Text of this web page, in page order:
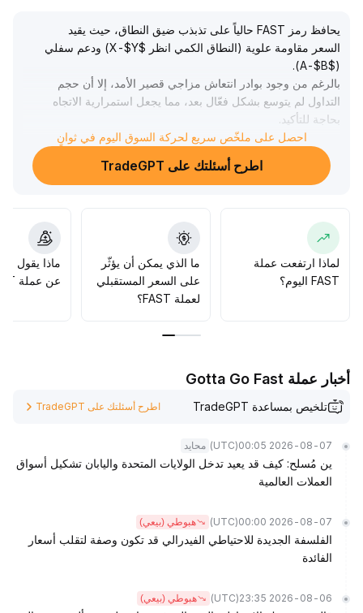
يحافظ رمز FAST حالياً على تذبذب ضيق النطاق، حيث يقيد
السعر مقاومة علوية (النطاق الكمي انظر $X-$Y) ودعم سفلي
($A-$B)
.
بالرغم من وجود بوادر انتعاش مزاجي قصير الأمد، إلا أن حجم
التداول لم يتوسع بشكل فعّال بعد، مما يجعل استمرارية الاتجاه
بحاجة للتأكيد
يؤدي ركود السيولة إلى زيادة مخاطر التداول قصير الأجل، ويسهل
حدوث الانزلاقات وتقلبات حادة
يُنصح المستثمرون بالبقاء في حالة ترقّب، مع التركيز على حدوث
احصل على ملخّص سريع لحركة السوق اليوم في ثوانٍ
اطرح أسئلتك على TradeGPT
لماذا ارتفعت عملة
FAST اليوم؟
ما الذي يمكن أن يؤثّر
على السعر المستقبلي
لعملة FAST؟
ماذا يقول
عن عملة FAST؟
أخبار عملة Gotta Go Fast
تلخيص بمساعدة TradeGPT اطرح أسئلتك على TradeGPT
2026-08-07 00:05
(UTC) محايد
ين مُسلح: كيف قد يعيد تدخل الولايات المتحدة واليابان تشكيل أسواق
العملات العالمية
2026-08-07 00:00
(UTC) هبوطي (بيعي)
الفلسفة الجديدة للاحتياطي الفيدرالي قد تكون وصفة لتقلب أسعار
الفائدة
2026-08-06 23:35
(UTC) هبوطي (بيعي)